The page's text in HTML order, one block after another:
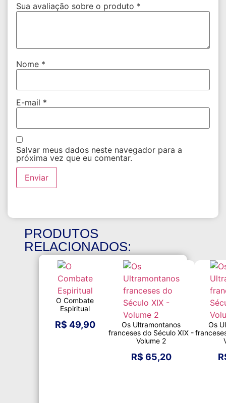
Sua avaliação sobre o produto *
Nome *
E-mail *
Salvar meus dados neste navegador para a
próxima vez que eu comentar.
PRODUTOS
RELACIONADOS:
O Combate
Espiritual
R$ 49,90
Os Ultramontanos
franceses do Século XIX -
Volume 2
R$ 65,20
Os